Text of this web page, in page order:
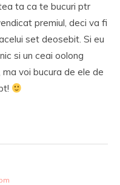
ta ca te bucuri ptr
premiul, deci va fi
set deosebit. Si eu
si un ceai oolong
voi bucura de ele de